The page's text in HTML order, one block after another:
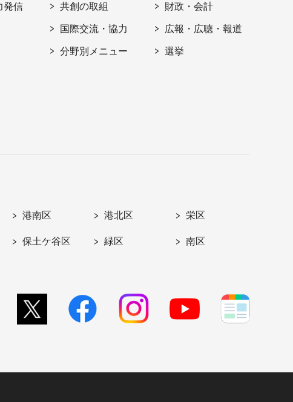
発信 共創の取組
国際交流・協力
分野別メニュー
財政・会計
広報・広聴・報道
選挙
港南区 港北区 栄区
保土ケ谷区 緑区 南区